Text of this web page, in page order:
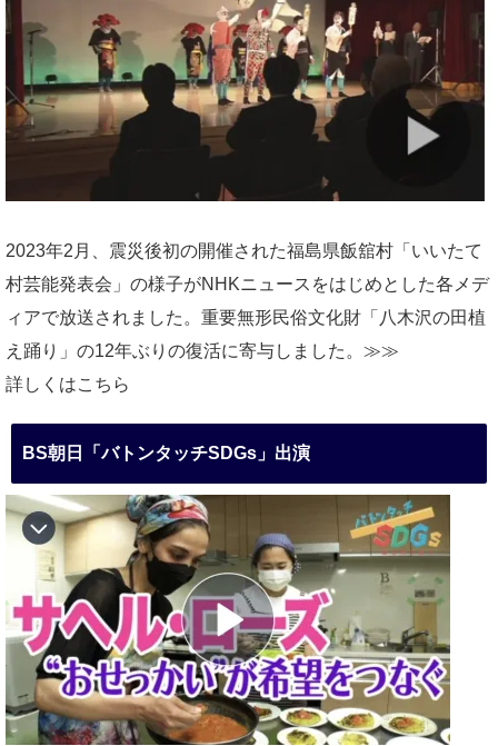
2023年2月、震災後初の開催された福島県飯舘村「いいたて
村芸能発表会」の様子がNHKニュースをはじめとした各メデ
ィアで放送されました。重要無形民俗文化財「八木沢の田植
え踊り」の12年ぶりの復活に寄与しました。≫≫
詳しくはこちら
BS朝日「バトンタッチSDGs」出演